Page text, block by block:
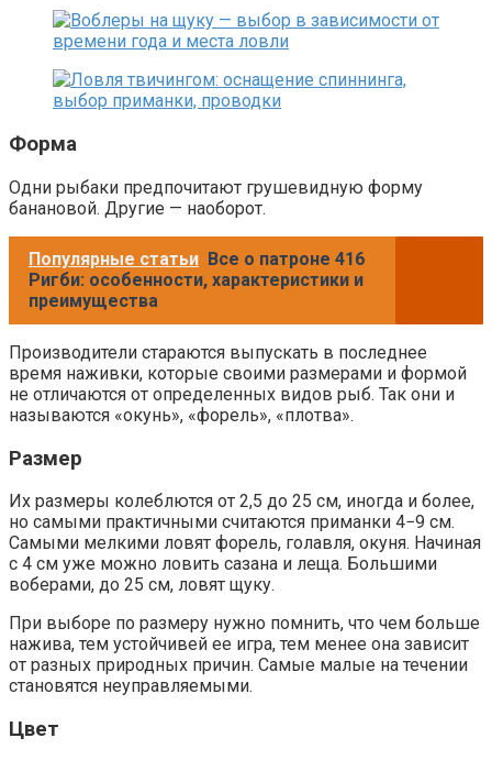
Форма
Одни рыбаки предпочитают грушевидную форму
банановой. Другие — наоборот.
Популярные статьи Все о патроне 416
Ригби: особенности, характеристики и
преимущества
Производители стараются выпускать в последнее
время наживки, которые своими размерами и формой
не отличаются от определенных видов рыб. Так они и
называются «окунь», «форель», «плотва».
Размер
Их размеры колеблются от 2,5 до 25 см, иногда и более,
но самыми практичными считаются приманки 4−9 см.
Самыми мелкими ловят форель, голавля, окуня. Начиная
с 4 см уже можно ловить сазана и леща. Большими
воберами, до 25 см, ловят щуку.
При выборе по размеру нужно помнить, что чем больше
нажива, тем устойчивей ее игра, тем менее она зависит
от разных природных причин. Самые малые на течении
становятся неуправляемыми.
Цвет